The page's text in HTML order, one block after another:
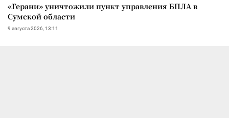
«Герани» уничтожили пункт управления БПЛА в
Сумской области
9 августа 2026, 13:11